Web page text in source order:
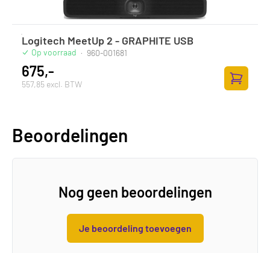
Logitech MeetUp 2 - GRAPHITE USB
Op voorraad · 960-001681
675,-
557,85 excl. BTW
Beoordelingen
Nog geen beoordelingen
Je beoordeling toevoegen